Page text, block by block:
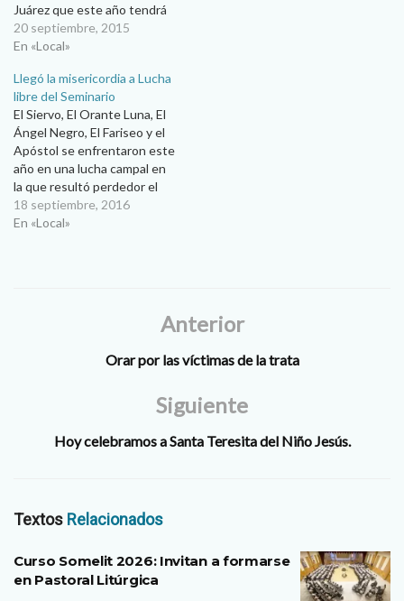
Juárez que este año tendrá
muchas sorpresas. Blanca
Alicia Martínez Con el lema
familia” y con la temática de
los super héroes, se realizará
los próximos sábado 26…
20 septiembre, 2015
En «Local»
Llegó la misericordia a Lucha
libre del Seminario
El Siervo, El Orante Luna, El
Ángel Negro, El Fariseo y el
Apóstol se enfrentaron este
año en una lucha campal en
la que resultó perdedor el
Orante… el obispo lo indultó,
pero… Salvado por el obispo
18 septiembre, 2016
En «Local»
Anterior
Orar por las víctimas de la trata
Siguiente
Hoy celebramos a Santa Teresita del Niño Jesús.
Textos Relacionados
Curso Somelit 2026: Invitan a formarse
en Pastoral Litúrgica